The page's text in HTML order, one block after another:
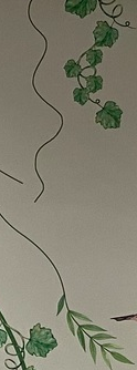
Más de 360 cm
solapamiento.
/m²
/m²